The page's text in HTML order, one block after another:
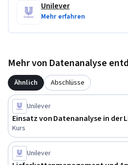
Unilever
Mehr erfahren
Mehr von Datenanalyse
Ähnlich Abschlüsse
Unilever
Einsatz von Datenanalyse in der
Kurs
Unilever